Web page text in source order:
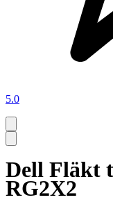
5.0
Dell Fläkt
RG2X2